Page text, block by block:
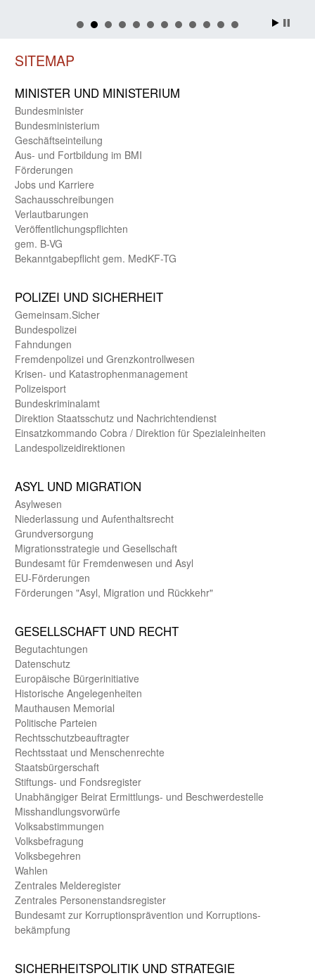
SITEMAP
MINISTER UND MINIST­ERIUM
Bundes­minister
Bundes­ministerium
Geschäfts­einteilung
Aus- und Fortbildung im BMI
Förderungen
Jobs und Karriere
Sachaus­schreibungen
Verlautbarungen
Veröffentlichungspflichten
gem. B-VG
Bekanntgabepflicht gem. MedKF-TG
POLIZEI UND SICHER­HEIT
Gemein­sam.Sicher
Bundes­polizei
Fahndungen
Fremdenpolizei und Grenzkontrollwesen
Krisen- und Katastrophen­management
Polizeisport
Bundes­kriminal­amt
Direktion Staats­schutz und Nach­richten­dienst
Einsatz­kommando Cobra / Direktion für Spezialeinheiten
Landes­polizei­direk­tionen
ASYL UND MIGRA­TION
Asyl­wesen
Nieder­lassung und Aufent­halts­recht
Grund­versorgung
Migrations­strategie und Gesell­schaft
Bundes­amt für Fremden­wesen und Asyl
EU-Förde­rungen
Förderungen "Asyl, Migration und Rückkehr"
GE­SELL­SCHAFT UND RECHT
Begut­achtungen
Daten­schutz
Europäische Bürger­initiative
Historische Angelegen­heiten
Mauthausen Memorial
Politische Parteien
Rechts­schutz­beauftragter
Rechts­staat und Menschen­rechte
Staats­bürger­schaft
Stiftungs- und Fonds­register
Unab­hängiger Beirat Ermittlungs- und Beschwerde­stelle
Misshandlungs­vorwürfe
Volks­abstimmungen
Volks­befragung
Volks­begehren
Wahlen
Zentrales Melde­register
Zentrales Personen­stands­register
Bundes­amt zur Korrup­tions­prävention und Korrup­tions­
bekämpfung
SICHER­HEITS­POLITIK UND STRATEGIE